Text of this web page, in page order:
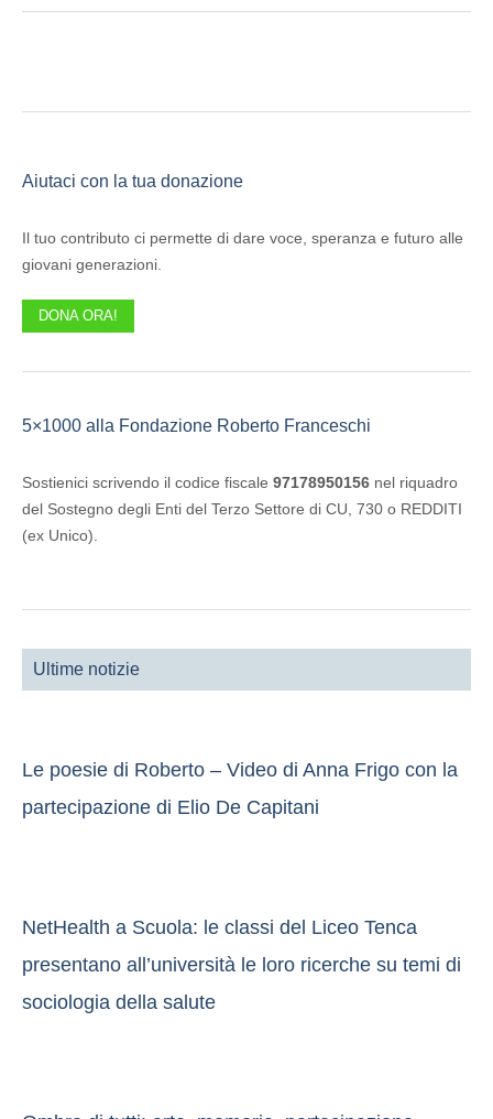
Aiutaci con la tua donazione
Il tuo contributo ci permette di dare voce, speranza e futuro alle
giovani generazioni.
DONA ORA!
5×1000 alla Fondazione Roberto Franceschi
Sostienici scrivendo il codice fiscale 97178950156 nel riquadro
del Sostegno degli Enti del Terzo Settore di CU, 730 o REDDITI
(ex Unico).
Ultime notizie
Le poesie di Roberto – Video di Anna Frigo con la
partecipazione di Elio De Capitani
NetHealth a Scuola: le classi del Liceo Tenca
presentano all’università le loro ricerche su temi di
sociologia della salute